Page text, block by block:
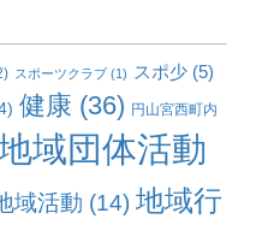
スポーツクラブ(1) スポ少(5)
健康 (36) 円山宮西町内
域団体活動
域活動 (14) 地域行